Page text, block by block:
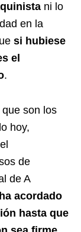
ni lo
en la
si hubiese
el
.
son los
hoy,
de
de A
acordado
hasta que